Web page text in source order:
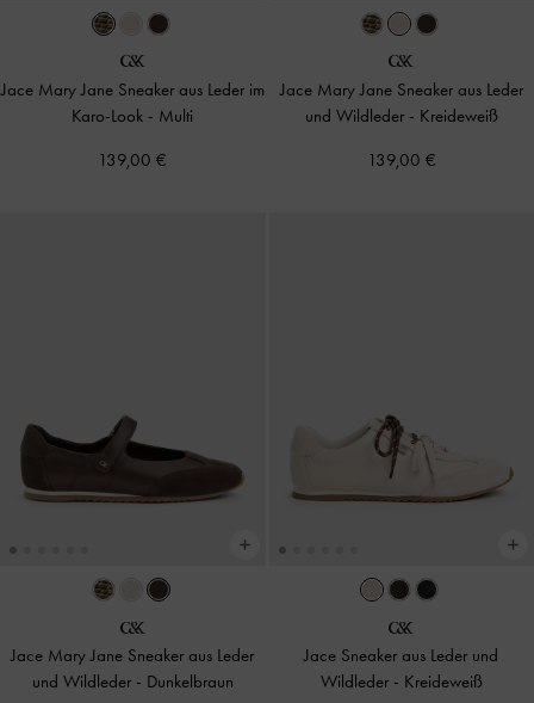
Jace Mary Jane Sneaker aus Leder im
Karo-Look - Multi
139,00 €
Jace Mary Jane Sneaker aus Leder
und Wildleder - Kreideweiß
139,00 €
Jace Mary Jane Sneaker aus Leder
und Wildleder - Dunkelbraun
Jace Sneaker aus Leder und
Wildleder - Kreideweiß